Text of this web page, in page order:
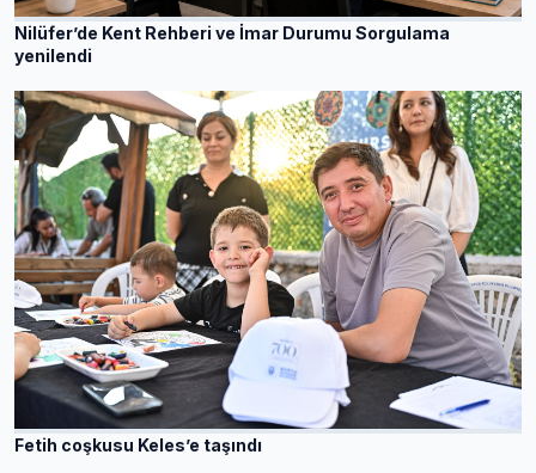
Nilüfer’de Kent Rehberi ve İmar Durumu Sorgulama
yenilendi
Fetih coşkusu Keles’e taşındı